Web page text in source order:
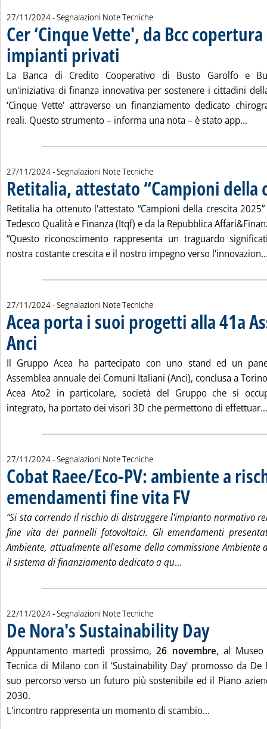
27/11/2024- Segnalazioni Note Tecniche
Cer ‘Cinque Vette', da Bcc
impianti privati . Pubblicata mercoledì 27 novembre 2024 alle
La Banca di Credito Cooperativo di Busto Garolfo e
un'iniziativa di finanza innovativa per sostenere i cittadini
‘Cinque Vette' attraverso un finanziamento dedicato
reali. Questo strumento – informa una nota – è stato app...
27/11/2024- Segnalazioni Note Tecniche
Retitalia, attestato “Campioni della
Retitalia ha ottenuto l'attestato “Campioni della crescita
Tedesco Qualità e Finanza (Itqf) e da la Repubblica
“Questo riconoscimento rappresenta un traguardo
nostra costante crescita e il nostro impegno verso
27/11/2024- Segnalazioni Note Tecniche
Acea porta i suoi progetti alla 41a
Anci . Pubblicata mercoledì 27 novembre 2024 alle 13.29.
Il Gruppo Acea ha partecipato con uno stand ed un
Assemblea annuale dei Comuni Italiani (Anci), conclusa a
Acea Ato2 in particolare, società del Gruppo che si
integrato, ha portato dei visori 3D che permettono di effettuar...
27/11/2024- Segnalazioni Note Tecniche
Cobat Raee/Eco-PV: ambiente a
emendamenti fine vita FV. Pubblicata mercoledì 27
“Si sta correndo il rischio di distruggere l'impianto normativo
fine vita dei pannelli fotovoltaici. Gli emendamenti
Ambiente, attualmente all'esame della commissione Ambiente
il sistema di finanziamento dedicato a qu...
22/11/2024- Segnalazioni Note Tecniche
De Nora's Sustainability Day. Pubblicata
Appuntamento martedì prossimo,26 novembre, al Museo
Tecnica di Milano con il ‘Sustainability Day' promosso da
suo percorso verso un futuro più sostenibile ed il Piano
2030.
L'incontro rappresenta un momento di scambio...